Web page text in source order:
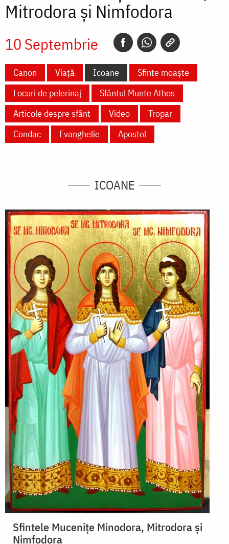
Mitrodora și Nimfodora
10 Septembrie
Canon Viață Icoane
Sfinte moaște
Locuri de pelerinaj
Sfântul Munte Athos
Articole despre sfânt
Video
Tropar
Condac
Evanghelie Apostol
ICOANE
Sfintele Mucenițe Minodora, Mitrodora și
Nimfodora